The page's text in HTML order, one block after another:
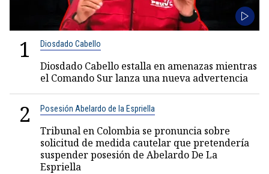
1 Diosdado Cabello
Diosdado Cabello estalla en amenazas mientras
el Comando Sur lanza una nueva advertencia
2 Posesión Abelardo de la Espriella
Tribunal en Colombia se pronuncia sobre
solicitud de medida cautelar que pretendería
suspender posesión de Abelardo De La
Espriella